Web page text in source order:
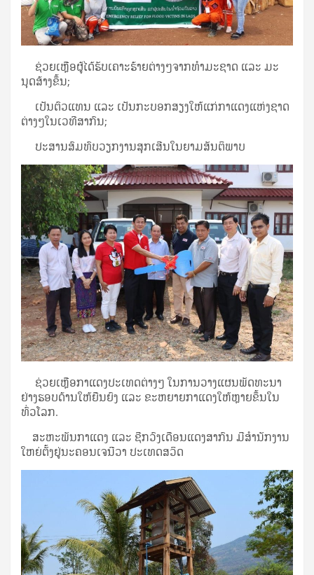
 ຊ່ວຍ​ເຫຼືອ​ຜູ້​ໄດ້​ຮັບ​ເຄາະ​ຮ້າຍ​ຕ່າງໆ​ຈາກ​ທຳ​ມະ​ຊາດ ແລະ ​ມະ​
ນຸດ​ສ້າງ​ຂຶ້ນ;
 ເປັນ​ຕົວ​ແທນ ແລະ ເປັນ​ກະ​ບອກ​ສຽງ​ໃຫ້​ແກ່​ກາ​ແດງ​ແຫ່ງ​ຊາດ​
ຕ່າງໆ​ໃນ​ເວ​ທີ​ສາ​ກົນ;
 ປະ​ສານ​ສົມ​ທົບ​ວຽກ​ງານ​ສຸກ​ເສີນ​ໃນ​ຍາມ​ສັນ​ຕິ​ພາບ
 ​ຊ່ວຍ​ເຫຼືອ​ກາ​ແດງ​ປະ​ເທດ​ຕ່າງໆ​ ໃນ​ການ​ວາງ​ແຜນພັດ​ທະ​ນາ​
ຢ່າງ​ຮອບ​ດ້ານໃຫ້ຍືນ​ຍົງ ແລະ ຂະ​ຫຍາຍ​ກາ​ແດງ​ໃຫ້ຫຼາຍ​ຂຶ້ນ​ໃນ​
ທົ່ວ​ໂລກ.
ສະ​ຫະ​ພັນ​ກາ​ແດງ ແລະ ຊີກວົງ​ເດືອນ​ແດງ​ສາ​ກົນ ມີ​ສຳ​ນັກ​ງານ​
ໃຫຍ່​ຕັ້ງ​ຢູ່ນະ​ຄ​ອນ​ເຈ​ນີ​ວາ ປະ​ເທດ​ສວິດ​